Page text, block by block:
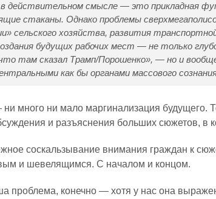
действительном смысле — это прикладная
стаканы. Однако проблемы
сельского хозяйства, развития
будущих рабочих мест — не только
там сказал Трамп/Порошенко», — но и
как бы органами массового
ни много ни мало маргинализация будущего.
и разъяснения больших сюжетов,
соскальзывание внимания граждан к
и шевелящимся. С началом и концом.
проблема, конечно — хотя у нас она